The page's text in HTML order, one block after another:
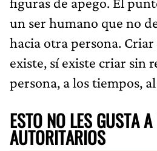
un ser humano que no
hacia otra persona.
existe, sí existe criar sin
persona, a los tiempos,
ESTO NO LES GUSTA
AUTORITARIOS